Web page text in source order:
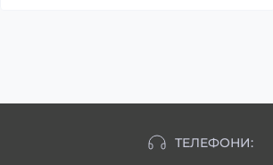
ТЕЛЕФОНИ: